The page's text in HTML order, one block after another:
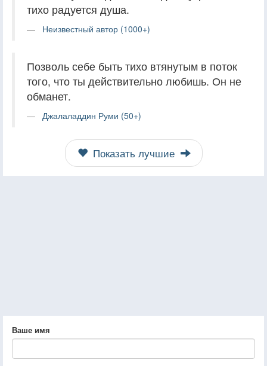
тихо радуется душа.
Неизвестный автор (1000+)
Позволь себе быть тихо втянутым в поток
того, что ты действительно любишь. Он не
обманет.
Джалаладдин Руми (50+)
Показать лучшие
Ваше имя